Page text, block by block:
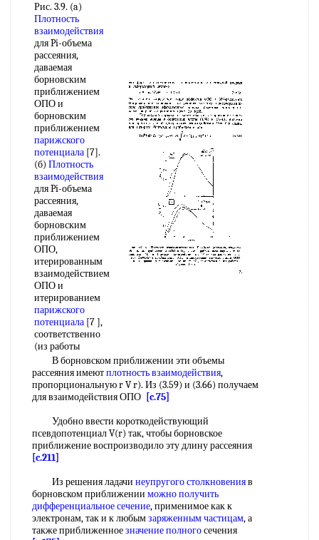
Рис. 3.9. (a)
Плотность
взаимодействия
для Pi-объема
рассеяния,
даваемая
борновским
приближением
ОПО и
борновским
приближением
парижского
потенциала [7].
(б) Плотность
взаимодействия
для Pi-объема
рассеяния,
даваемая
борновским
приближением
ОПО,
итерированным
взаимодействием
ОПО и
итерированием
парижского
потенциала [7 ],
соответственно
(из работы
В борновском приближении эти объемы
рассеяния имеютплотность взаимодействия,
пропорциональную r V r). Из (3.59) и (3.66) получаем
для взаимодействия ОПО [c.75]
Удобно ввести короткодействующий
псевдопотенциал V(r) так, чтобы борновское
приближение воспроизводило эту длину рассеяния
[c.211]
Из решения ладачи неупругого столкновенияв
борновском приближении можно получить
дифференциальное сечение, применимое как к
электронам, так и к любымзаряженным частицам, а
также приближенноезначение полногосечения